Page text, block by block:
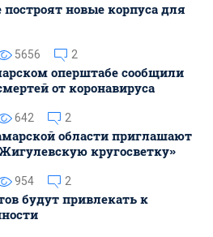
новые корпуса для
5656 2
оперштабе сообщили
от коронавируса
642 2
области приглашают
кругосветку»
954 2
будут привлекать к